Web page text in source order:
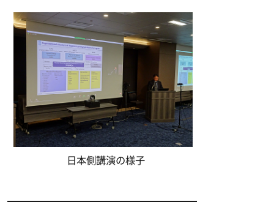
日本側講演の様子